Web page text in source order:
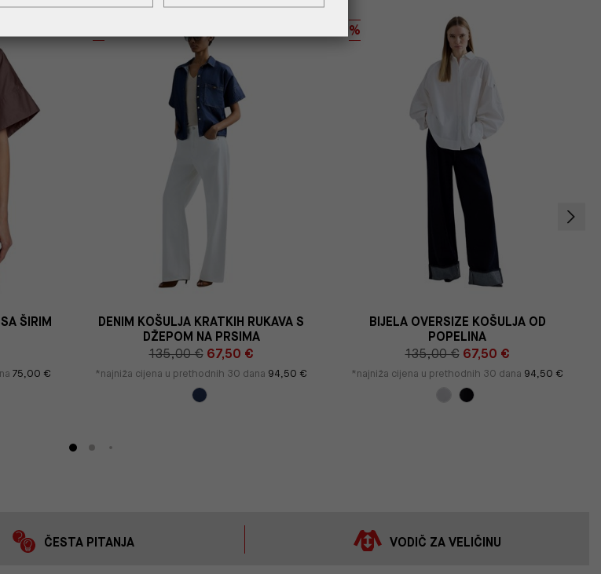
ŠIRIM
75,00 €
DENIM KOŠULJA KRATKIH RUKAVA S
DŽEPOM NA PRSIMA
135,00 € 67,50 €
*najniža cijena u prethodnih 30 dana 94,50 €
%
BIJELA OVERSIZE KOŠULJA OD
POPELINA
135,00 € 67,50 €
*najniža cijena u prethodnih 30 dana 94,50 €
ČESTA PITANJA VODIČ ZA VELIČINU